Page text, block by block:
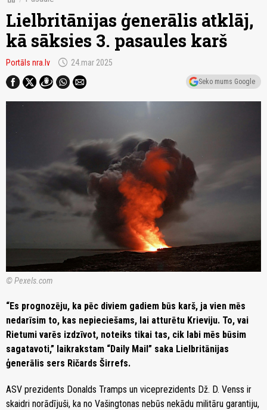
Lielbritānijas ģenerālis atklāj,
kā sāksies 3. pasaules karš
Portāls nra.lv schedule 24.mar 2025
Seko mums Google
© Pexels.com
“Es prognozēju, ka pēc diviem gadiem būs karš, ja vien mēs
nedarīsim to, kas nepieciešams, lai atturētu Krieviju. To, vai
Rietumi varēs izdzīvot, noteiks tikai tas, cik labi mēs būsim
sagatavoti,” laikrakstam “Daily Mail” saka Lielbritānijas
ģenerālis sers Ričards Širrefs.
ASV prezidents Donalds Tramps un viceprezidents Dž. D. Venss ir
skaidri norādījuši, ka no Vašingtonas nebūs nekādu militāru garantiju,